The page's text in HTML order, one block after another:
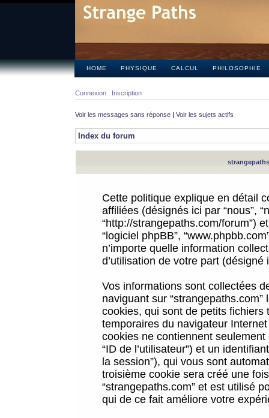
HOME PHYSIQUE CALCUL PHILOSOPHIE
Connexion Inscription
Voir les messages sans réponse | Voir les sujets actifs
Index du forum
Cette politique explique en détail
affiliées (désignés ici par “nous”,
“http://strangepaths.com/forum”)
“logiciel phpBB”,
n’importe quelle information
d’utilisation de votre part (désigné
Vos informations sont collectées
naviguant sur
cookies, qui sont de petits
temporaires du navigateur
cookies ne contiennent
“ID de l’utilisateur”) et un
la session”), qui vous sont
troisième cookie sera créé une
“strangepaths.com” et est utilisé
qui de ce fait améliore votre